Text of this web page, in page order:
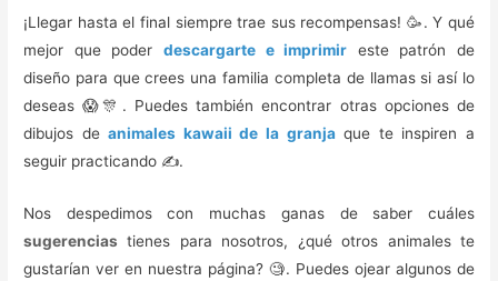
¡Llegar hasta el final siempre trae sus recompensas! 🥳. Y qué
mejor que poder descargarte e imprimir este patrón de
diseño para que crees una familia completa de llamas si así lo
deseas 😱🎊. Puedes también encontrar otras opciones de
dibujos deanimales kawaii de la granjaque te inspiren a
seguir practicando ✍.
Nos despedimos con muchas ganas de saber cuáles
sugerencias tienes para nosotros, ¿qué otros animales te
gustarían ver en nuestra página? 🧐. Puedes ojear algunos de